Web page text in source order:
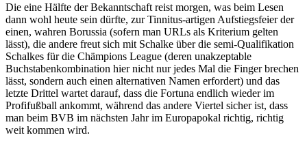
Die eine Hälfte der Bekanntschaft reist morgen, was beim Lesen
dann wohl heute sein dürfte, zur Tinnitus-artigen Aufstiegsfeier der
einen, wahren Borussia (sofern man URLs als Kriterium gelten
lässt), die andere freut sich mit Schalke über die semi-Qualifikation
Schalkes für die Chämpions League (deren unakzeptable
Buchstabenkombination hier nicht nur jedes Mal die Finger brechen
lässt, sondern auch einen alternativen Namen erfordert) und das
letzte Drittel wartet darauf, dass die Fortuna endlich wieder im
Profifußball ankommt, während das andere Viertel sicher ist, dass
man beim BVB im nächsten Jahr im Europapokal richtig, richtig
weit kommen wird.